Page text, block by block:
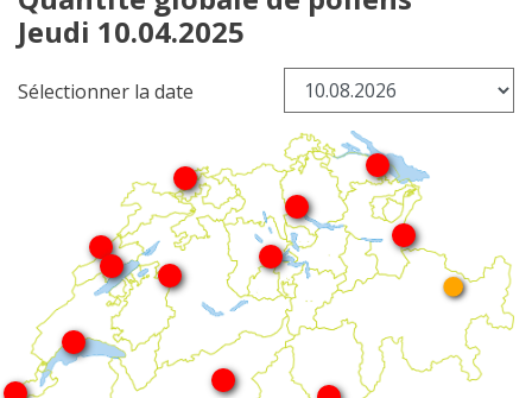
Jeudi 10.04.2025
Sélectionner la date